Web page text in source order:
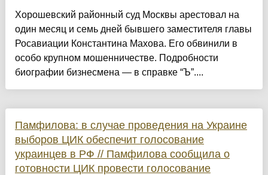
Хорошевский районный суд Москвы арестовал на
один месяц и семь дней бывшего заместителя главы
Росавиации Константина Махова. Его обвинили в
особо крупном мошенничестве. Подробности
биографии бизнесмена — в справке “Ъ”....
Памфилова: в случае проведения на Украине
выборов ЦИК обеспечит голосование
украинцев в РФ // Памфилова сообщила о
готовности ЦИК провести голосование